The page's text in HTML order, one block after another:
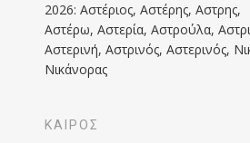
2026: Αστέριος, Αστέρης, Αστρης,
Αστέρω, Αστερία, Αστρούλα,
Αστερινή, Αστρινός, Αστερινός,
Νικάνορας
ΚΑΙΡΟΣ